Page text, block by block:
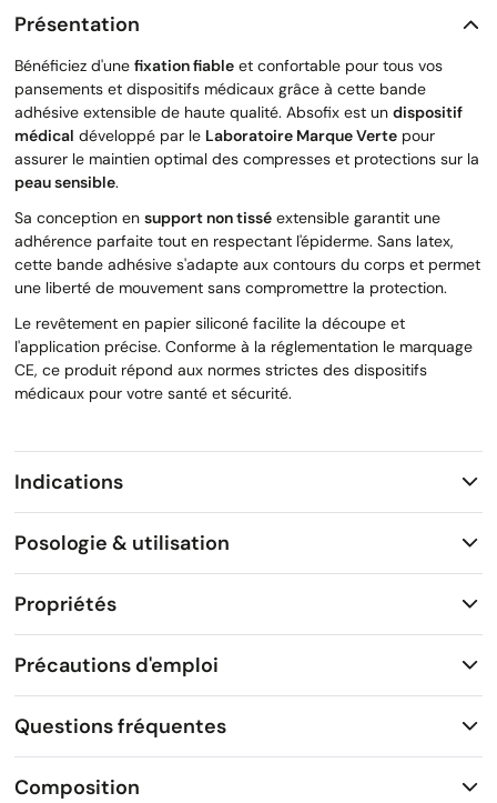
Présentation
Bénéficiez d'une fixation fiable et confortable pour tous vos
pansements et dispositifs médicaux grâce à cette bande
adhésive extensible de haute qualité. Absofix est un dispositif
médical développé par le Laboratoire Marque Verte pour
assurer le maintien optimal des compresses et protections sur la
peau sensible.
Sa conception en support non tissé extensible garantit une
adhérence parfaite tout en respectant l'épiderme. Sans latex,
cette bande adhésive s'adapte aux contours du corps et permet
une liberté de mouvement sans compromettre la protection.
Le revêtement en papier siliconé facilite la découpe et
l'application précise. Conforme à la réglementation le marquage
CE, ce produit répond aux normes strictes des dispositifs
médicaux pour votre santé et sécurité.
Indications
Posologie & utilisation
Propriétés
Précautions d'emploi
Questions fréquentes
Composition